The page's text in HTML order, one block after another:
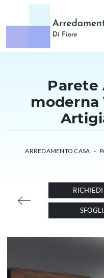
Parete
moderna
ARREDAMENTO CASA -